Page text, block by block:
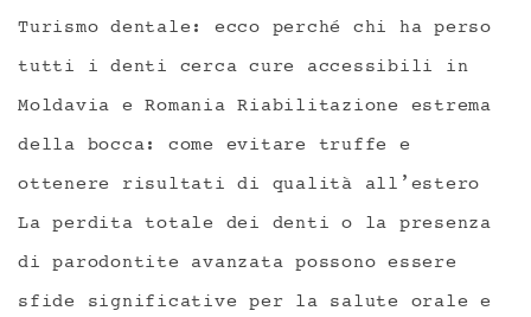
Turismo dentale: ecco perché chi ha perso
tutti i denti cerca cure accessibili in
Moldavia e Romania Riabilitazione estrema
della bocca: come evitare truffe e
ottenere risultati di qualità all’estero
La perdita totale dei denti o la presenza
di parodontite avanzata possono essere
sfide significative per la salute orale e